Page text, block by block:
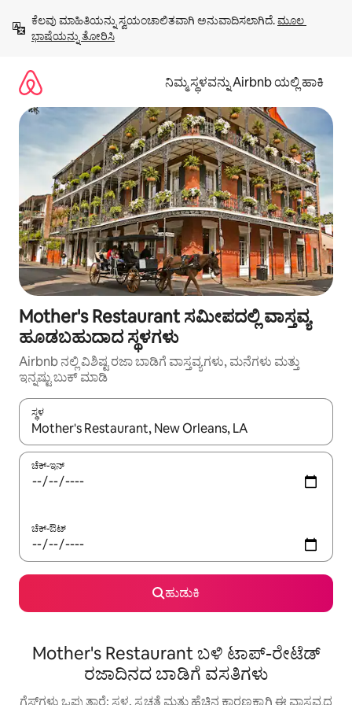
ಹೋಗಿ
ಕೆಲವು ಮಾಹಿತಿಯನ್ನು ಸ್ವಯಂಚಾಲಿತವಾಗಿ ಅನುವಾದಿಸಲಾಗಿದೆ. ಮೂಲ
ಭಾಷೆಯನ್ನು ತೋರಿಸಿ
ನಿಮ್ಮ ಸ್ಥಳವನ್ನು Airbnb ಯಲ್ಲಿ ಹಾಕಿ
Mother's Restaurant ಸಮೀಪದಲ್ಲಿ ವಾಸ್ತವ್ಯ
ಹೂಡಬಹುದಾದ ಸ್ಥಳಗಳು
Airbnb ನಲ್ಲಿ ವಿಶಿಷ್ಟ ರಜಾ ಬಾಡಿಗೆ ವಾಸ್ತವ್ಯಗಳು, ಮನೆಗಳು ಮತ್ತು
ಇನ್ನಷ್ಟು ಬುಕ್ ಮಾಡಿ
ಸ್ಥಳ
ಫಲಿತಾಂಶಗಳು ಲಭ್ಯವಿರುವಾಗ, ಅಪ್ ಮತ್ತು ಡೌನ್ ಬಾಣದ ಕೀಲಿಗಳೊಂದಿಗೆ
ಚೆಕ್-ಇನ್
ಚೆಕ್-ಔಟ್
ಹುಡುಕಿ
Mother's Restaurant ಬಳಿ ಟಾಪ್-ರೇಟೆಡ್
ರಜಾದಿನದ ಬಾಡಿಗೆ ವಸತಿಗಳು
ಗೆಸ್ಟ್‌ಗಳು ಒಪ್ಪುತ್ತಾರೆ: ಸ್ಥಳ, ಸ್ವಚ್ಛತೆ ಮತ್ತು ಹೆಚ್ಚಿನ ಕಾರಣಕ್ಕಾಗಿ ಈ ವಾಸ್ತವ್ಯದ